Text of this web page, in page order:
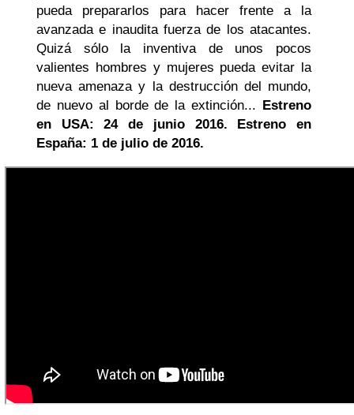
pueda prepararlos para hacer frente a la
avanzada e inaudita fuerza de los atacantes.
Quizá sólo la inventiva de unos pocos
valientes hombres y mujeres pueda evitar la
nueva amenaza y la destrucción del mundo,
de nuevo al borde de la extinción... Estreno
en USA: 24 de junio 2016. Estreno en
España: 1 de julio de 2016.